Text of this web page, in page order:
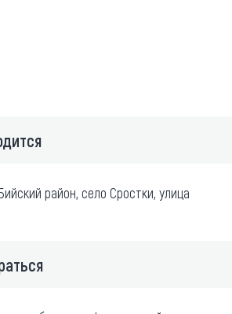
район, село Сростки, улица